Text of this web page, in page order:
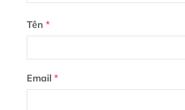
Tên *
Email *